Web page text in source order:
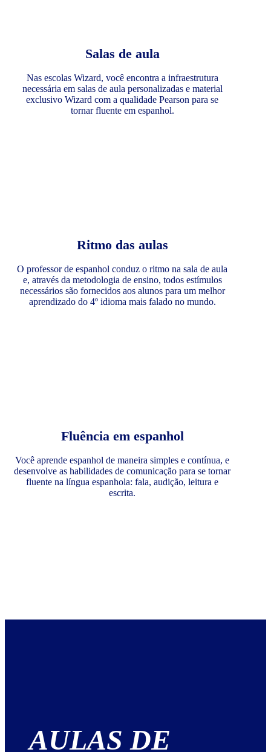
Salas de aula
Nas escolas Wizard, você encontra a infraestrutura
necessária em salas de aula personalizadas e material
exclusivo Wizard com a qualidade Pearson para se
tornar fluente em espanhol.
Ritmo das aulas
O professor de espanhol conduz o ritmo na sala de aula
e, através da metodologia de ensino, todos estímulos
necessários são fornecidos aos alunos para um melhor
aprendizado do 4º idioma mais falado no mundo.
Fluência em espanhol
Você aprende espanhol de maneira simples e contínua, e
desenvolve as habilidades de comunicação para se tornar
fluente na língua espanhola: fala, audição, leitura e
escrita.
AULAS DE